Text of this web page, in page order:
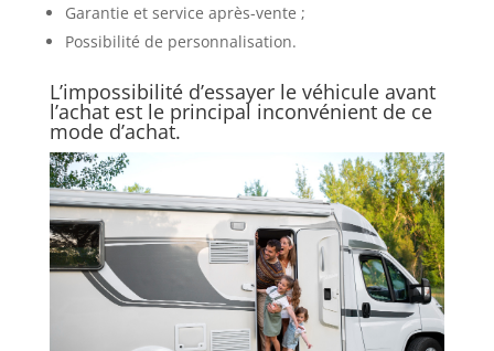
Garantie et service après-vente ;
Possibilité de personnalisation.
L’impossibilité d’essayer le véhicule avant
l’achat est le principal inconvénient de ce
mode d’achat.